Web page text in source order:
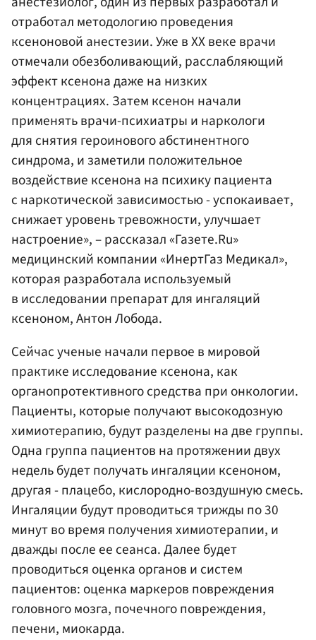
отработал методологию проведения
ксеноновой анестезии. Уже в ХХ веке врачи
отмечали обезболивающий, расслабляющий
эффект ксенона даже на низких
концентрациях. Затем ксенон начали
применять врачи-психиатры и наркологи
для снятия героинового абстинентного
синдрома, и заметили положительное
воздействие ксенона на психику пациента
с наркотической зависимостью - успокаивает,
снижает уровень тревожности, улучшает
настроение», – рассказал «Газете.Ru»
медицинский компании «ИнертГаз Медикал»,
которая разработала используемый
в исследовании препарат для ингаляций
ксеноном, Антон Лобода.
Сейчас ученые начали первое в мировой
практике исследование ксенона, как
органопротективного средства при онкологии.
Пациенты, которые получают высокодозную
химиотерапию, будут разделены на две группы.
Одна группа пациентов на протяжении двух
недель будет получать ингаляции ксеноном,
другая - плацебо, кислородно-воздушную смесь.
Ингаляции будут проводиться трижды по 30
минут во время получения химиотерапии, и
дважды после ее сеанса. Далее будет
проводиться оценка органов и систем
пациентов: оценка маркеров повреждения
головного мозга, почечного повреждения,
печени, миокарда.